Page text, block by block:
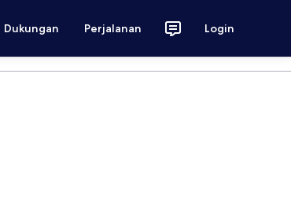
Dukungan Perjalanan Login